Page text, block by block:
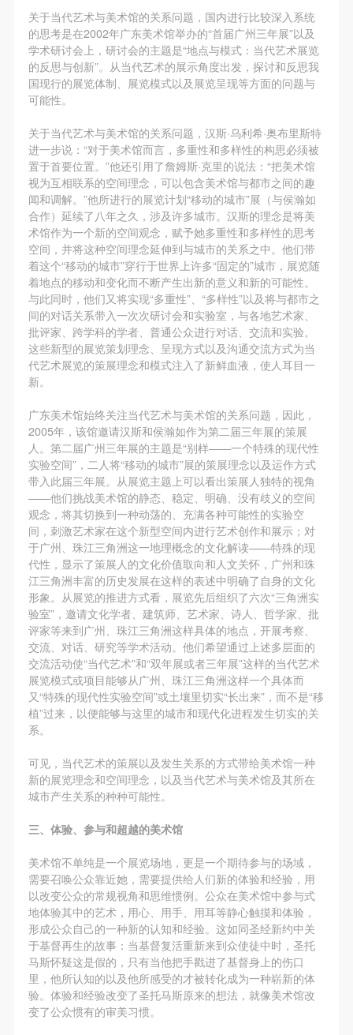
关于当代艺术与美术馆的关系问题，国内进行比较深入系统
的思考是在2002年广东美术馆举办的“首届广州三年展”以及
学术研讨会上，研讨会的主题是“地点与模式：当代艺术展览
的反思与创新”。从当代艺术的展示角度出发，探讨和反思我
国现行的展览体制、展览模式以及展览呈现等方面的问题与
可能性。
关于当代艺术与美术馆的关系问题，汉斯·乌利希·奥布里斯特
进一步说：“对于美术馆而言，多重性和多样性的构思必须被
置于首要位置。”他还引用了詹姆斯·克里的说法：“把美术馆
视为互相联系的空间理念，可以包含美术馆与都市之间的趣
闻和调解。”他所进行的展览计划“移动的城市”展（与侯瀚如
合作）延续了八年之久，涉及许多城市。汉斯的理念是将美
术馆作为一个新的空间观念，赋予她多重性和多样性的思考
空间，并将这种空间理念延伸到与城市的关系之中。他们带
着这个“移动的城市”穿行于世界上许多“固定的”城市，展览随
着地点的移动和变化而不断产生出新的意义和新的可能性。
与此同时，他们又将实现“多重性”、“多样性”以及将与都市之
间的对话关系带入一次次研讨会和实验室，与各地艺术家、
批评家、跨学科的学者、普通公众进行对话、交流和实验。
这些新型的展览策划理念、呈现方式以及沟通交流方式为当
代艺术展览的策展理念和模式注入了新鲜血液，使人耳目一
新。
广东美术馆始终关注当代艺术与美术馆的关系问题，因此，
2005年，该馆邀请汉斯和侯瀚如作为第二届三年展的策展
人。第二届广州三年展的主题是“别样——一个特殊的现代性
实验空间”，二人将“移动的城市”展的策展理念以及运作方式
带入此届三年展。从展览主题上可以看出策展人独特的视角
——他们挑战美术馆的静态、稳定、明确、没有歧义的空间
观念，将其切换到一种动荡的、充满各种可能性的实验空
间，刺激艺术家在这个新型空间内进行艺术创作和展示；对
于广州、珠江三角洲这一地理概念的文化解读——特殊的现
代性，显示了策展人的文化价值取向和人文关怀，广州和珠
江三角洲丰富的历史发展在这样的表述中明确了自身的文化
形象。从展览的推进方式看，展览先后组织了六次“三角洲实
验室”，邀请文化学者、建筑师、艺术家、诗人、哲学家、批
评家等来到广州、珠江三角洲这样具体的地点，开展考察、
交流、对话、研究等学术活动。他们希望通过上述多层面的
交流活动使“当代艺术”和“双年展或者三年展”这样的当代艺术
展览模式或项目能够从广州、珠江三角洲这样一个具体而
又“特殊的现代性实验空间”或土壤里切实“长出来”，而不是“移
植”过来，以便能够与这里的城市和现代化进程发生切实的关
系。
可见，当代艺术的策展以及发生关系的方式带给美术馆一种
新的展览理念和空间理念，以及当代艺术与美术馆及其所在
城市产生关系的种种可能性。
三、体验、参与和超越的美术馆
美术馆不单纯是一个展览场地，更是一个期待参与的场域，
需要召唤公众靠近她，需要提供给人们新的体验和经验，用
以改变公众的常规视角和思维惯例。公众在美术馆中参与式
地体验其中的艺术，用心、用手、用耳等静心触摸和体验，
形成公众自己的一种新的认知和经验。这如同圣经新约中关
于基督再生的故事：当基督复活重新来到众使徒中时，圣托
马斯怀疑这是假的，只有当他把手戳进了基督身上的伤口
里，他所认知的以及他所感受的才被转化成为一种崭新的体
验。体验和经验改变了圣托马斯原来的想法，就像美术馆改
变了公众惯有的审美习惯。
容包括：①中央美术学院美术馆②中央美术学院校园
内○3由中央美术学院公共教育部策划或执行的一切活
动。
（2）、使用形式 用于中央美术学院图书出版、销售
（3）、使用地域范围
适用地域范围包括国内和国外。
使用肖像的媒介限于不损害甲方肖像权的任何媒介
（如杂志、网络等）。
三、肖像权使用期限
永久使用。
四、许可使用费用
带有甲方肖像作品的拍摄费用由乙方承担。
乙方于拍摄完带有甲方肖像的作品无需支付甲方任何
费用。
附则
（1）、本协议未尽事宜，经双方友好协商后可作为
（2）、本协议自甲乙双方签字（盖章）、勾选之日
起生效。
（3）、本协议包括纸质档和电子档，纸质档—式二
份，甲乙双方各执一份，均具有同等法律效力。
活动参与者意味着接受并承担本协议的全部义务，未
同意者意味着放弃参加此次活动的权利。凡参加这次
活动前，必须事先与自己的家属沟通，取得家属同
意，同时知晓并同意本免责声明。参加者签名/勾选
后，视作其家属也已知晓并同意。
我已认真阅读上述条款，并且同意。
容包括：①中央美术学院美术馆②中央美术学院校园
内○3由中央美术学院公共教育部策划或执行的一切活
动。
（2）、使用形式 用于中央美术学院图书出版、销售
（3）、使用地域范围
适用地域范围包括国内和国外。
使用肖像的媒介限于不损害甲方肖像权的任何媒介
（如杂志、网络等）。
三、肖像权使用期限
永久使用。
四、许可使用费用
带有甲方肖像作品的拍摄费用由乙方承担。
乙方于拍摄完带有甲方肖像的作品无需支付甲方任何
费用。
附则
（1）、本协议未尽事宜，经双方友好协商后可作为
（2）、本协议自甲乙双方签字（盖章）、勾选之日
起生效。
（3）、本协议包括纸质档和电子档，纸质档—式二
份，甲乙双方各执一份，均具有同等法律效力。
活动参与者意味着接受并承担本协议的全部义务，未
同意者意味着放弃参加此次活动的权利。凡参加这次
活动前，必须事先与自己的家属沟通，取得家属同
意，同时知晓并同意本免责声明。参加者签名/勾选
后，视作其家属也已知晓并同意。
我已认真阅读上述条款，并且同意。
容包括：①中央美术学院美术馆②中央美术学院校园
内○3由中央美术学院公共教育部策划或执行的一切活
动。
（2）、使用形式 用于中央美术学院图书出版、销售
（3）、使用地域范围
适用地域范围包括国内和国外。
使用肖像的媒介限于不损害甲方肖像权的任何媒介
（如杂志、网络等）。
三、肖像权使用期限
永久使用。
四、许可使用费用
带有甲方肖像作品的拍摄费用由乙方承担。
乙方于拍摄完带有甲方肖像的作品无需支付甲方任何
费用。
附则
（1）、本协议未尽事宜，经双方友好协商后可作为
（2）、本协议自甲乙双方签字（盖章）、勾选之日
起生效。
（3）、本协议包括纸质档和电子档，纸质档—式二
份，甲乙双方各执一份，均具有同等法律效力。
活动参与者意味着接受并承担本协议的全部义务，未
同意者意味着放弃参加此次活动的权利。凡参加这次
活动前，必须事先与自己的家属沟通，取得家属同
意，同时知晓并同意本免责声明。参加者签名/勾选
后，视作其家属也已知晓并同意。
我已认真阅读上述条款，并且同意。
快捷登录 帐号密码登录
手机号码
手机号码将作为您的登录账号
验证码
登录
可使用雅昌艺术网会员账户登录